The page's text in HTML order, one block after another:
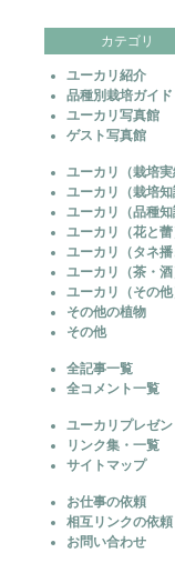
カテゴリ
ユーカリ紹介
品種別栽培ガイド
ユーカリ写真館
ゲスト写真館
ユーカリ（栽培実
ユーカリ（栽培知
ユーカリ（品種知
ユーカリ（花と蕾
ユーカリ（タネ播
ユーカリ（茶・酒
ユーカリ（その他
その他の植物
その他
全記事一覧
全コメント一覧
ユーカリプレゼン
リンク集・一覧
サイトマップ
お仕事の依頼
相互リンクの依頼
お問い合わせ